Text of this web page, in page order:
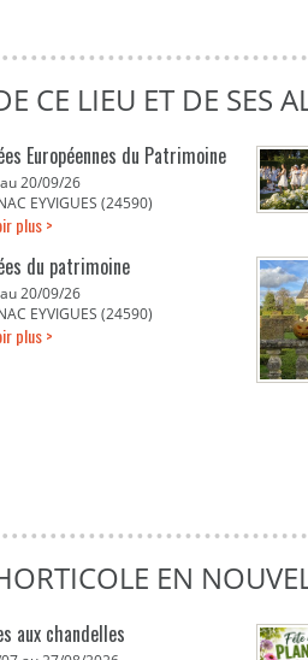
CE LIEU ET DE SES
Européennes du Patrimoine
20/09/26
EYVIGUES (24590)
plus >
du patrimoine
20/09/26
EYVIGUES (24590)
plus >
EN
aux chandelles